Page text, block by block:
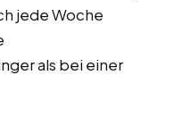
jede Woche
als bei einer